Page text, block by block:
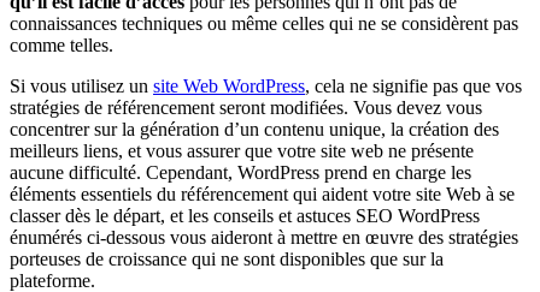
connaissances techniques ou même celles qui ne se considèrent pas
comme telles.
Si vous utilisez un site Web WordPress, cela ne signifie pas que vos
stratégies de référencement seront modifiées. Vous devez vous
concentrer sur la génération d’un contenu unique, la création des
meilleurs liens, et vous assurer que votre site web ne présente
aucune difficulté. Cependant, WordPress prend en charge les
éléments essentiels du référencement qui aident votre site Web à se
classer dès le départ, et les conseils et astuces SEO WordPress
énumérés ci-dessous vous aideront à mettre en œuvre des stratégies
porteuses de croissance qui ne sont disponibles que sur la
plateforme.